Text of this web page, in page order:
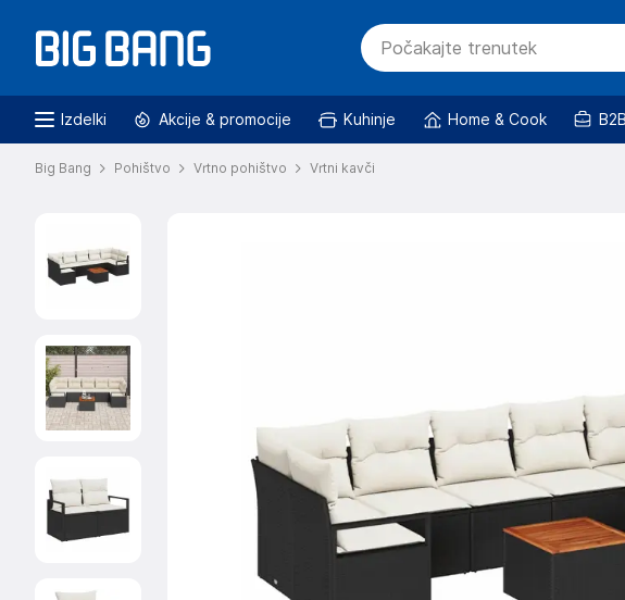
Izdelki Akcije & promocije Kuhinje Home & Cook B2B
Big Bang Pohištvo Vrtno pohištvo Vrtni kavči